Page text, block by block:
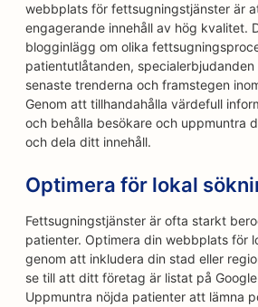
webbplats för fettsugningstjänster är
engagerande innehåll av hög kvalitet.
blogginlägg om olika
patientutlåtanden,
senaste trenderna och framstegen
Genom att tillhandahålla värdefull
och behålla besökare och uppmuntra
och dela ditt innehåll.
Optimera för lokal
Fettsugningstjänster är ofta starkt
patienter. Optimera din webbplats för
genom att inkludera din stad eller
se till att ditt företag är listat på
Uppmuntra nöjda patienter att lämna